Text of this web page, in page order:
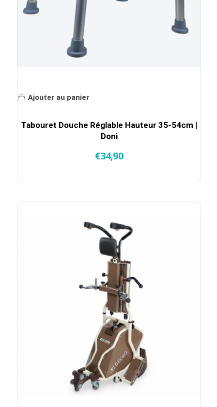
Tabouret Douche Réglable Hauteur 35-54cm |
Doni
€34,90
Ajouter au panier